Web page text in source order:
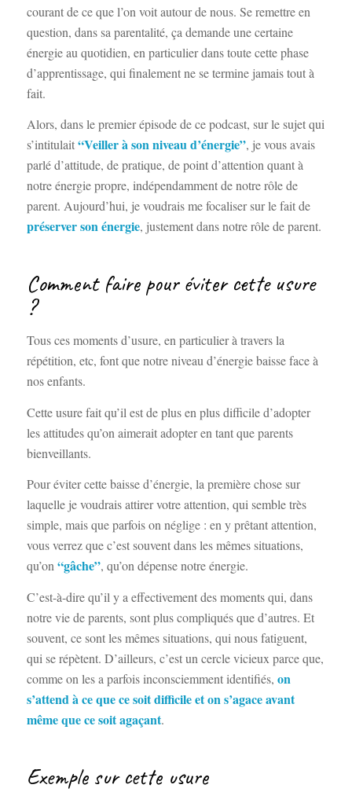
courant de ce que l’on voit autour de nous. Se remettre en
question, dans sa parentalité, ça demande une certaine
énergie au quotidien, en particulier dans toute cette phase
d’apprentissage, qui finalement ne se termine jamais tout à
fait.
Alors, dans le premier épisode de ce podcast, sur le sujet qui
s’intitulait“Veiller à son niveau d’énergie”, je vous avais
parlé d’attitude, de pratique, de point d’attention quant à
notre énergie propre, indépendamment de notre rôle de
parent. Aujourd’hui, je voudrais me focaliser sur le fait de
préserver son énergie, justement dans notre rôle de parent.
Comment faire pour éviter cette usure
?
Tous ces moments d’usure, en particulier à travers la
répétition, etc, font que notre niveau d’énergie baisse face à
nos enfants.
Cette usure fait qu’il est de plus en plus difficile d’adopter
les attitudes qu’on aimerait adopter en tant que parents
bienveillants.
Pour éviter cette baisse d’énergie, la première chose sur
laquelle je voudrais attirer votre attention, qui semble très
simple, mais que parfois on néglige : en y prêtant attention,
vous verrez que c’est souvent dans les mêmes situations,
qu’on“gâche”, qu’on dépense notre énergie.
C’est-à-dire qu’il y a effectivement des moments qui, dans
notre vie de parents, sont plus compliqués que d’autres. Et
souvent, ce sont les mêmes situations, qui nous fatiguent,
qui se répètent. D’ailleurs, c’est un cercle vicieux parce que,
comme on les a parfois inconsciemment identifiés, on
s’attend à ce que ce soit difficile et on s’agace avant
même que ce soit agaçant.
Exemple sur cette usure